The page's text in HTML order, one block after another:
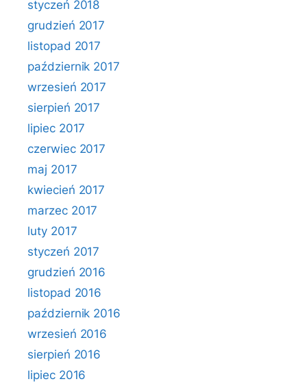
styczeń 2018
grudzień 2017
listopad 2017
październik 2017
wrzesień 2017
sierpień 2017
lipiec 2017
czerwiec 2017
maj 2017
kwiecień 2017
marzec 2017
luty 2017
styczeń 2017
grudzień 2016
listopad 2016
październik 2016
wrzesień 2016
sierpień 2016
lipiec 2016